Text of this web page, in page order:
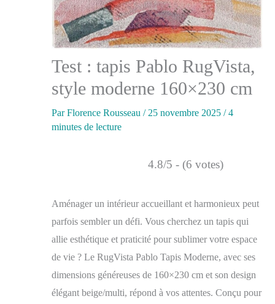
Test : tapis Pablo RugVista,
style moderne 160×230 cm
ParFlorence Rousseau / 25 novembre 2025 /4
minutes de lecture
4.8/5 - (6 votes)
Aménager un intérieur accueillant et harmonieux peut
parfois sembler un défi. Vous cherchez un tapis qui
allie esthétique et praticité pour sublimer votre espace
de vie ? Le RugVista Pablo Tapis Moderne, avec ses
dimensions généreuses de 160×230 cm et son design
élégant beige/multi, répond à vos attentes. Conçu pour